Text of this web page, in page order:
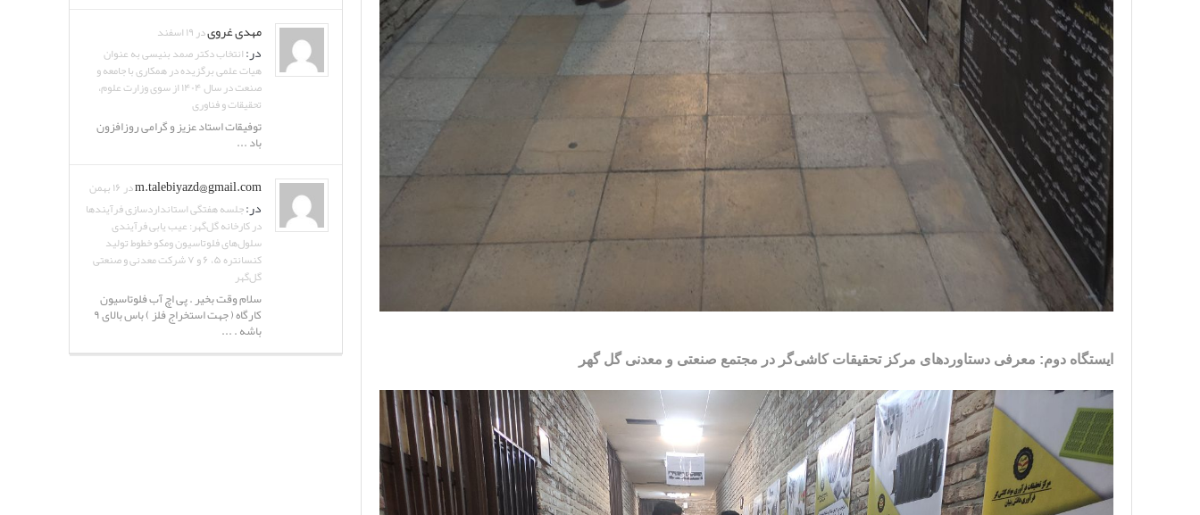
ایستگاه دوم: معرفی دستاوردهای مرکز تحقیقات کاشی‌گر در مجتمع صنعتی و معدنی گل گهر
مهدی غرویدر ۱۹ اسفند
در:انتخاب دکتر صمد بنیسی به عنوان
هیات علمی برگزیده در همکاری با جامعه و
صنعت در سال ۱۴۰۴ از سوی وزارت علوم،
تحقیقات و فناوری
توفیقات استاد عزیز و گرامی روزافزون
باد ...
m.talebiyazd@gmail.comدر ۱۶ بهمن
در:جلسه هفتگی استانداردسازی فرآیندها
در کارخانه گل‌گهر: عیب یابی فرآیندی
سلول‌های فلوتاسیون ومکو خطوط تولید
کنسانتره ۵، ۶ و ۷ شرکت معدنی و صنعتی
گل‌گهر
سلام وقت بخیر . پی اچ آب فلوتاسیون
کارگاه ( جهت استخراج فلز ) باس بالای ۹
باشه . ...